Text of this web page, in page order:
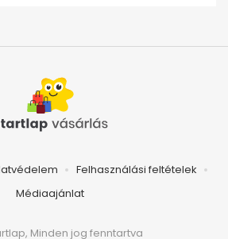
Felhasználási feltételek
Médiaajánlat
Minden jog fenntartva